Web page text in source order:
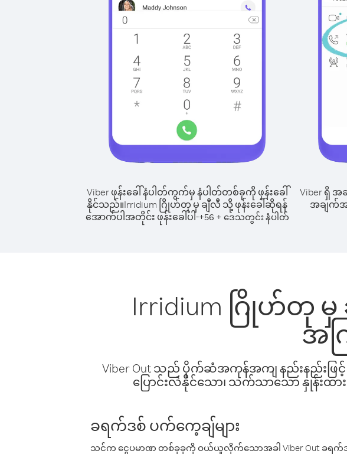
Viber ဖုန်းခေါ်နံပါတ်ကွက်မှ နံပါတ်တစ်ခုကို ဖုန်းခေါ်
နိုင်သည်။Irridium ဂြိုဟ်တု မှ ချီလီ သို့ ဖုန်းခေါ်ဆိုရန်
အောက်ပါအတိုင်း ဖုန်းခေါ်ပါ-+56 + ဒေသတွင်း နံပါတ်
Viber ရှိ
အချက်အ
Irridium ဂြိုဟ်တု
အက
Viber Out သည် ပိုက်ဆံအကုန်အကျ နည်းနည်းဖြင့်
ပြောင်းလဲနိုင်သော၊ သက်သာသော နှုန်းထာ
ခရက်ဒစ် ပက်ကေ့ချ်များ
သင်က ငွေပမာဏ တစ်ခုခုကို ဝယ်ယူလိုက်သောအခါ Viber Out ခ